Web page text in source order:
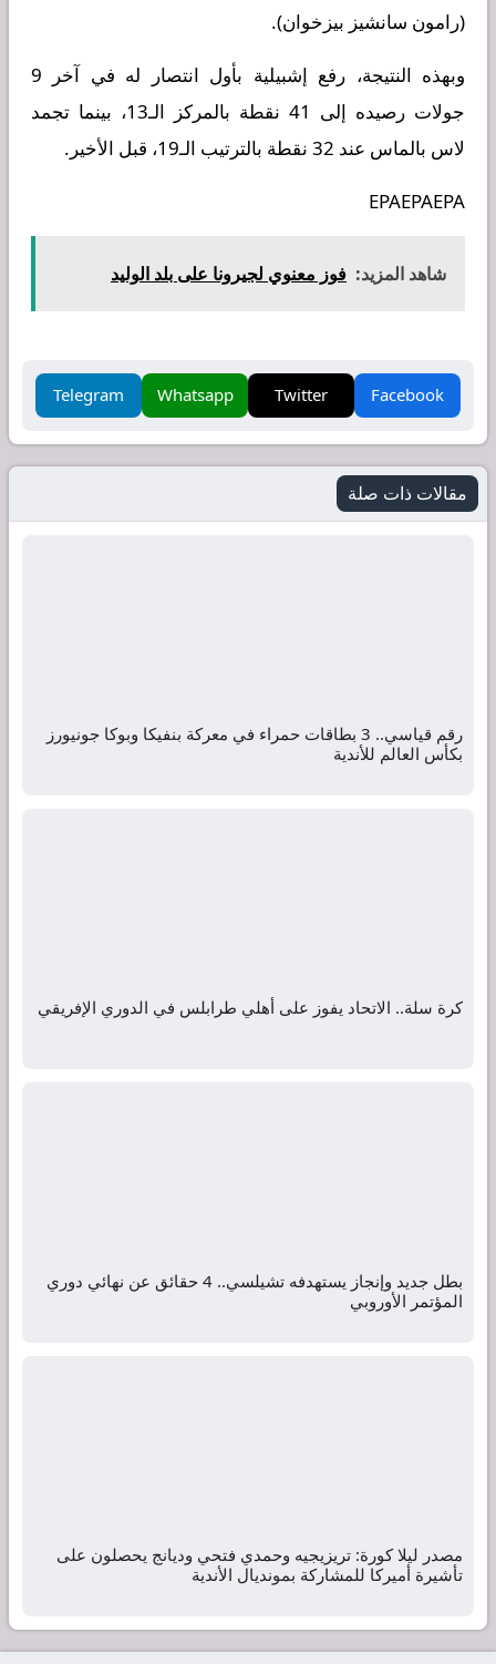
(رامون سانشيز بيزخوان).
وبهذه النتيجة، رفع إشبيلية بأول انتصار له في آخر 9
جولات رصيده إلى 41 نقطة بالمركز الـ13، بينما تجمد
لاس بالماس عند 32 نقطة بالترتيب الـ19، قبل الأخير.
EPAEPAEPA
شاهد المزيد: فوز معنوي لجيرونا على بلد الوليد
Facebook
Twitter
Whatsapp
Telegram
مقالات ذات صلة
رقم قياسي.. 3 بطاقات حمراء في معركة بنفيكا وبوكا جونيورز
بكأس العالم للأندية
كرة سلة.. الاتحاد يفوز على أهلي طرابلس في الدوري الإفريقي
بطل جديد وإنجاز يستهدفه تشيلسي.. 4 حقائق عن نهائي دوري
المؤتمر الأوروبي
مصدر ليلا كورة: تريزيجيه وحمدي فتحي وديانج يحصلون على
تأشيرة أميركا للمشاركة بمونديال الأندية